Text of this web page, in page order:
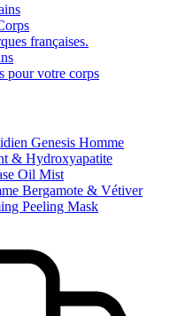
françaises.
pour votre corps
Genesis Homme
& Hydroxyapatite
Oil Mist
Bergamote & Vétiver
Peeling Mask